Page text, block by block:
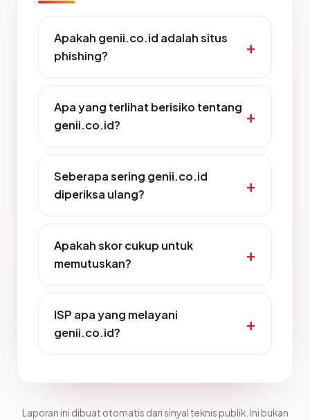
Apakah genii.co.id adalah situs
phishing?
Apa yang terlihat berisiko tentang
genii.co.id?
Seberapa sering genii.co.id
diperiksa ulang?
Apakah skor cukup untuk
memutuskan?
ISP apa yang melayani
genii.co.id?
Laporan ini dibuat otomatis dari sinyal teknis publik. Ini bukan